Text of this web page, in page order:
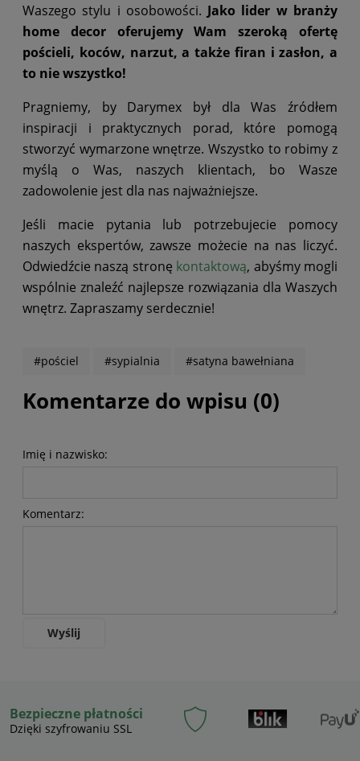
Waszego stylu i osobowości. Jako lider w branży
home decor oferujemy Wam szeroką ofertę
pościeli, koców, narzut, a także firan i zasłon, a
to nie wszystko!
Pragniemy, by Darymex był dla Was źródłem
inspiracji i praktycznych porad, które pomogą
stworzyć wymarzone wnętrze. Wszystko to robimy z
myślą o Was, naszych klientach, bo Wasze
zadowolenie jest dla nas najważniejsze.
Jeśli macie pytania lub potrzebujecie pomocy
naszych ekspertów, zawsze możecie na nas liczyć.
Odwiedźcie naszą stronę kontaktową, abyśmy mogli
wspólnie znaleźć najlepsze rozwiązania dla Waszych
wnętrz. Zapraszamy serdecznie!
#pościel #sypialnia #satyna bawełniana
Komentarze do wpisu (0)
Imię i nazwisko:
Komentarz:
Wyślij
Bezpieczne płatności
Dzięki szyfrowaniu SSL